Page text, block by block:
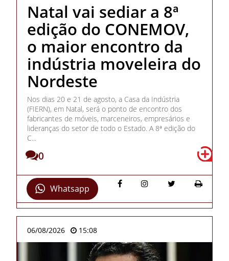
Natal vai sediar a 8ª
edição do CONEMOV,
o maior encontro da
indústria moveleira do
Nordeste
Nos dias 20 e 21 de agosto, a Casa da Indústria
(FIERN), em Natal, será o ponto de encontro dos
fabricantes de móveis, marceneiros, empresários e
lideranças do setor de todo o Estado. A 8ª edição do
C...
0
Whatsapp
06/08/2026 15:08